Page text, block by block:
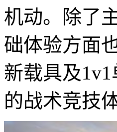
机动。除了
础体验方面
新载具及
的战术竞技